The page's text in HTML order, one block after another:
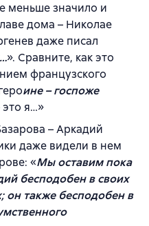
меньше значило и
дома – Николае
даже писал
». Сравните, как это
французского
ине – госпоже
я…»
– Аркадий
даже видели в нем
«Мы оставим пока
бесподобен в своих
он также бесподобен в